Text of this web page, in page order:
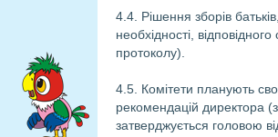
4.4. Рішення зборів
необхідності,
протоколу).
4.5. Комітети планують
рекомендацій директора
затверджується головою